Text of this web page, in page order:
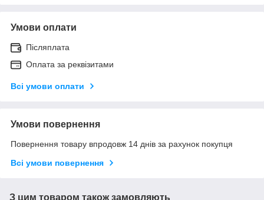
Умови оплати
Післяплата
Оплата за реквізитами
Всі умови оплати
Умови повернення
Повернення товару впродовж 14 днів за рахунок покупця
Всі умови повернення
З цим товаром також замовляють